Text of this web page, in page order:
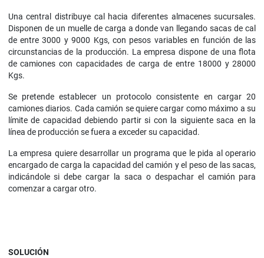
Una central distribuye cal hacia diferentes almacenes sucursales.
Disponen de un muelle de carga a donde van llegando sacas de cal
de entre 3000 y 9000 Kgs, con pesos variables en función de las
circunstancias de la producción. La empresa dispone de una flota
de camiones con capacidades de carga de entre 18000 y 28000
Kgs.
Se pretende establecer un protocolo consistente en cargar 20
camiones diarios. Cada camión se quiere cargar como máximo a su
límite de capacidad debiendo partir si con la siguiente saca en la
línea de producción se fuera a exceder su capacidad.
La empresa quiere desarrollar un programa que le pida al operario
encargado de carga la capacidad del camión y el peso de las sacas,
indicándole si debe cargar la saca o despachar el camión para
comenzar a cargar otro.
SOLUCIÓN